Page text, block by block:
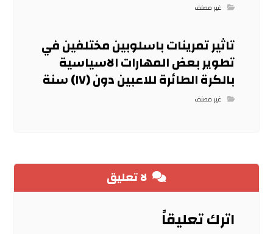
غير مصنف
تاثير تمرينات باسلوبين مختلفين في
تطوير بعض المهارات الاسياسية
بالكرة الطائرة للاعبين دون (١٧) سنة
غير مصنف
لا تعليق
اترك تعليقاً